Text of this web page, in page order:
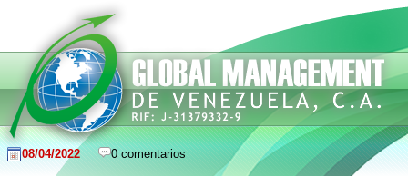
08/04/2022 0 comentarios